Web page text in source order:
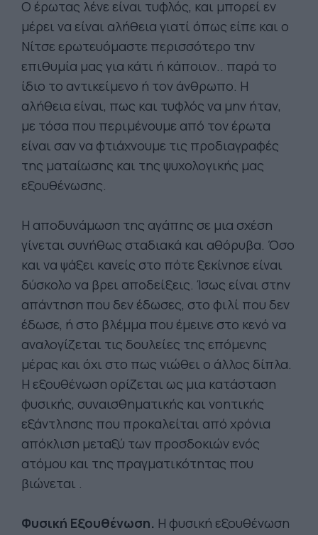
Ο έρωτας λένε είναι τυφλός, και μπορεί εν
μέρει να είναι αλήθεια γιατί όπως είπε και ο
Νίτσε ερωτευόμαστε περισσότερο την
επιθυμία μας για κάτι ή κάποιον.. παρά το
ίδιο το αντικείμενο ή τον άνθρωπο. Η
αλήθεια είναι, πως και τυφλός να μην ήταν,
με τόσα που περιμένουμε από τον έρωτα
είναι σαν να φτιάχνουμε τις προδιαγραφές
της ματαίωσης και της ψυχολογικής μας
εξουθένωσης.
Η αποδυνάμωση της αγάπης σε μια σχέση
γίνεται συνήθως σταδιακά και αθόρυβα. Όσο
και να ψάξει κανείς στο πότε ξεκίνησε είναι
δύσκολο να βρει αποδείξεις. Ίσως είναι στην
απάντηση που δεν έδωσες, στο φιλί που δεν
έδωσε, ή στο βλέμμα που έμεινε στο κενό να
αναλογίζεται τις δουλείες της επόμενης
μέρας και όχι στο πως νιώθει ο άλλος δίπλα.
Η εξουθένωση ορίζεται ως μια κατάσταση
φυσικής, συναισθηματικής και νοητικής
εξάντλησης που προκαλείται από χρόνια
απόκλιση μεταξύ των προσδοκιών ενός
ατόμου και της πραγματικότητας που
βιώνεται .
Φυσική Εξουθένωση. Η φυσική εξουθένωση